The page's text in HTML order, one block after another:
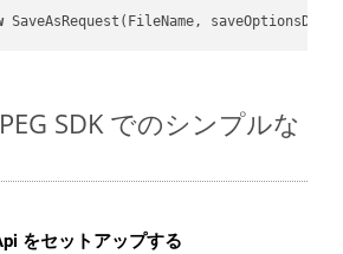
SDK でのシンプルな
をセットアップする